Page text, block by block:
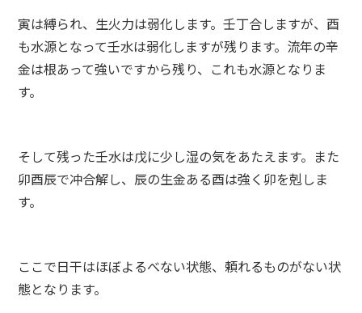
寅は縛られ、生火力は弱化します。壬丁合しますが、酉
も水源となって壬水は弱化しますが残ります。流年の辛
金は根あって強いですから残り、これも水源となりま
す。
そして残った壬水は戊に少し湿の気をあたえます。また
卯酉辰で冲合解し、辰の生金ある酉は強く卯を剋しま
す。
ここで日干はほぼよるべない状態、頼れるものがない状
態となります。